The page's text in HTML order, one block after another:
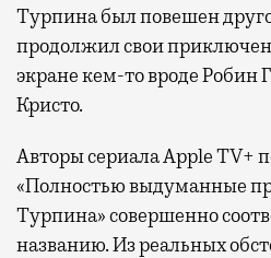
Турпина был повешен
продолжил свои
экране кем-то вроде Робин
Кристо.
Авторы сериала Apple TV+
«Полностью выдуманные
Турпина» совершенно
названию. Из реальных